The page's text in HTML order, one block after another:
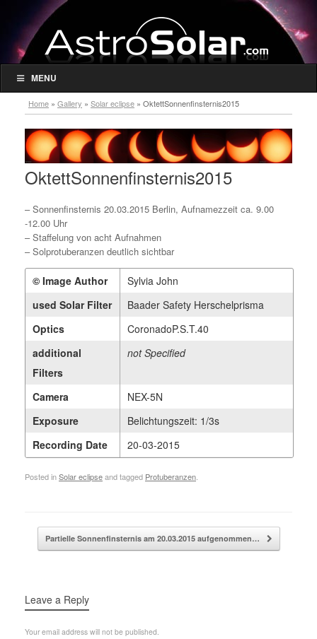
MENU
Home » Gallery » Solar eclipse » OktettSonnenfinsternis2015
OktettSonnenfinsternis2015
– Sonnenfinsternis 20.03.2015 Berlin, Aufnamezzeit ca. 9.00
-12.00 Uhr
– Staffelung von acht Aufnahmen
– Solprotuberanzen deutlich sichtbar
© Image Author
Sylvia John
used Solar Filter
Baader Safety Herschelprisma
Optics
CoronadoP.S.T.40
additional
Filters
not Specified
Camera
NEX-5N
Exposure
Belichtungszeit: 1/3s
Recording Date
20-03-2015
Posted inSolar eclipseand tagged Protuberanzen
Post navigation
Partielle Sonnenfinsternis am 20.03.2015 aufgenommen…
Leave a Reply
Your email address will not be published.